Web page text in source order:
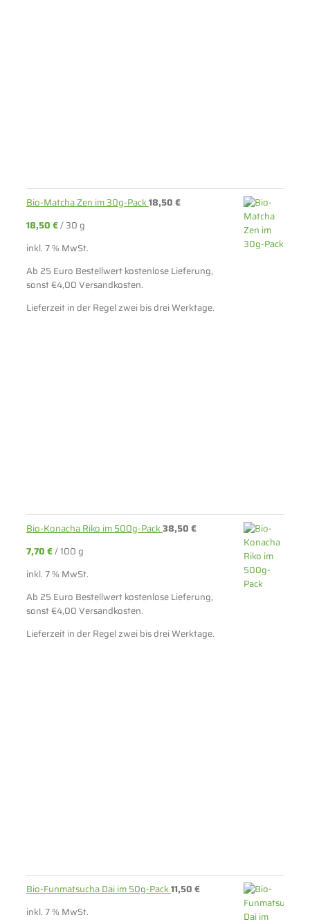
Bio-Matcha Zen im 30g-Pack18,50€
18,50€/30 g
inkl. 7 % MwSt.
Ab 25 Euro Bestellwert kostenlose Lieferung,
sonst €4,00 Versandkosten.
Lieferzeit in der Regel zwei bis drei Werktage.
Bio-Konacha Riko im 500g-Pack38,50€
7,70€/100 g
inkl. 7 % MwSt.
Ab 25 Euro Bestellwert kostenlose Lieferung,
sonst €4,00 Versandkosten.
Lieferzeit in der Regel zwei bis drei Werktage.
Bio-Funmatsucha Dai im 50g-Pack11,50€
inkl. 7 % MwSt.